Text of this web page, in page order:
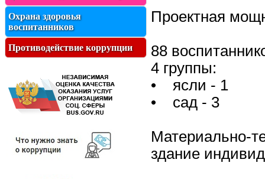
Охрана здоровья
воспитанников
Противодействие коррупции
Проектная
88
4 группы:
• ясли - 1
• сад - 3
Материально-
здание